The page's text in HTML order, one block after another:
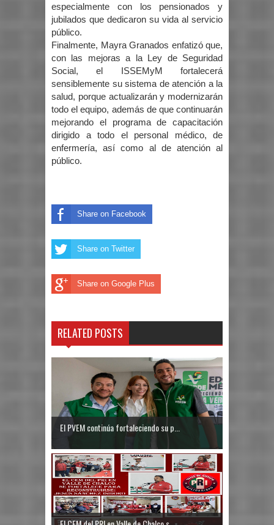
especialmente con los pensionados y
jubilados que dedicaron su vida al servicio
público.
Finalmente, Mayra Granados enfatizó que,
con las mejoras a la Ley de Seguridad
Social, el ISSEMyM fortalecerá
sensiblemente su sistema de atención a la
salud, porque actualizarán y modernizarán
todo el equipo, además de que continuarán
mejorando el programa de capacitación
dirigido a todo el personal médico, de
enfermería, así como al de atención al
público.
Share on Facebook
Share on Twitter
Share on Google Plus
RELATED POSTS
El PVEM continúa fortaleciendo su p...